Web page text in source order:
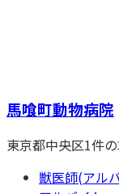
馬喰町動物病院
東京都中央区1件
獣医師(アル